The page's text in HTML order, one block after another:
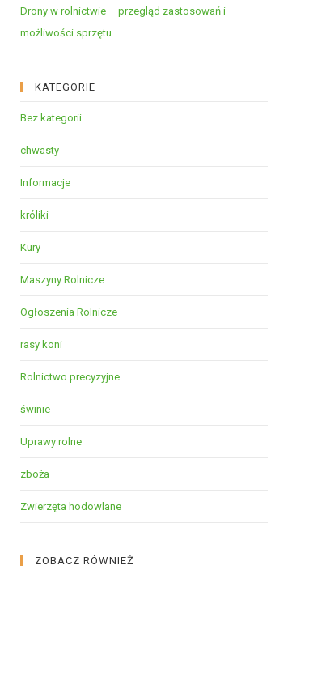
Drony w rolnictwie – przegląd zastosowań i
możliwości sprzętu
KATEGORIE
Bez kategorii
chwasty
Informacje
króliki
Kury
Maszyny Rolnicze
Ogłoszenia Rolnicze
rasy koni
Rolnictwo precyzyjne
świnie
Uprawy rolne
zboża
Zwierzęta hodowlane
ZOBACZ RÓWNIEŻ